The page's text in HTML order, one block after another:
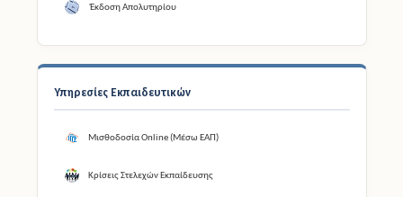
Έκδοση Απολυτηρίου
Υπηρεσίες Εκπαιδευτικών
Μισθοδοσία Online (Μέσω ΕΑΠ)
Κρίσεις Στελεχών Εκπαίδευσης